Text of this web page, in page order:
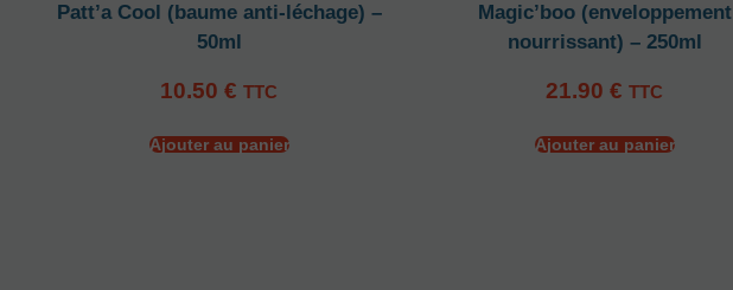
Patt’a Cool (baume anti-léchage) –
50ml
10.50 € TTC
Ajouter au panier
Magic’boo (enveloppement
nourrissant) – 250ml
21.90 € TTC
Ajouter au panier